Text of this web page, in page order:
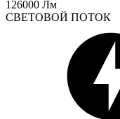
126000 Лм
СВЕТОВОЙ ПОТОК